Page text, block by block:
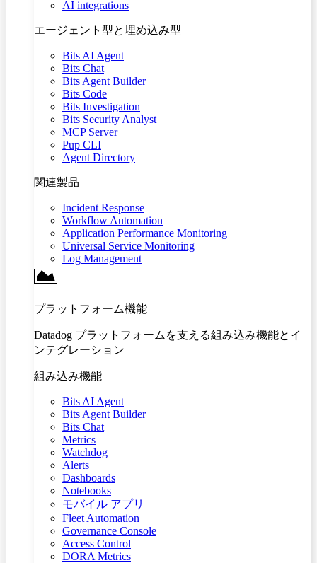
AI integrations
エージェント型と埋め込み型
Bits AI Agent
Bits Chat
Bits Agent Builder
Bits Code
Bits Investigation
Bits Security Analyst
MCP Server
Pup CLI
Agent Directory
関連製品
Incident Response
Workflow Automation
Application Performance Monitoring
Universal Service Monitoring
Log Management
プラットフォーム機能
Datadog プラットフォームを支える組み込み機能とイ
ンテグレーション
組み込み機能
Bits AI Agent
Bits Agent Builder
Bits Chat
Metrics
Watchdog
Alerts
Dashboards
Notebooks
モバイル アプリ
Fleet Automation
Governance Console
Access Control
DORA Metrics